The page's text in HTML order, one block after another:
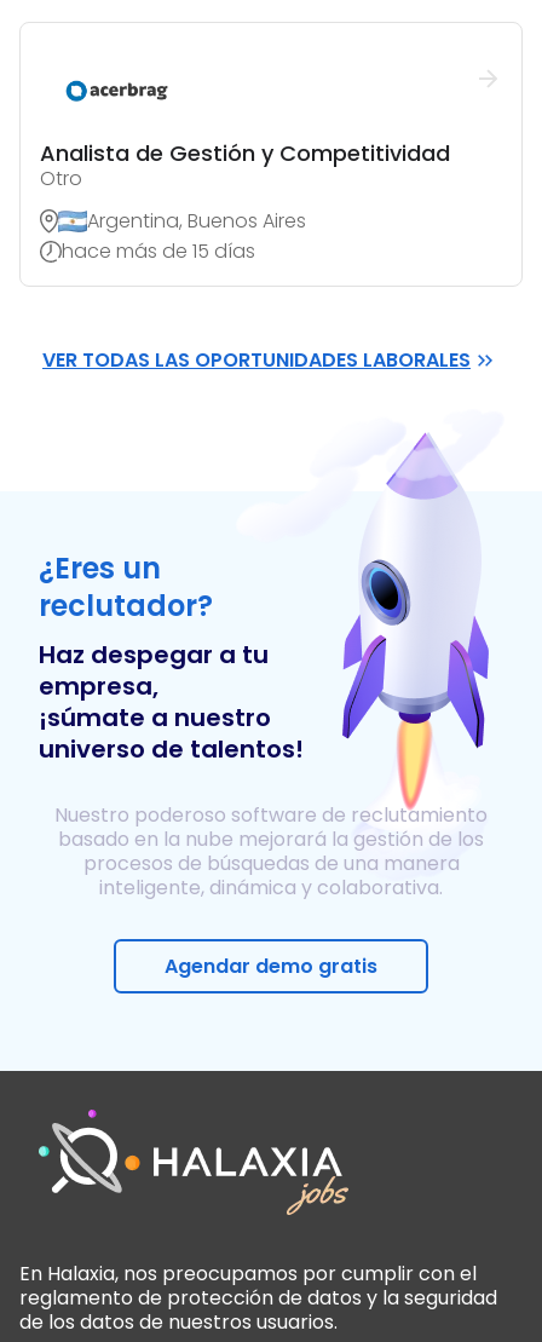
Analista de Gestión y Competitividad
Otro
Argentina, Buenos Aires
hace más de 15 días
VER TODAS LAS OPORTUNIDADES LABORALES
¿Eres un
reclutador?
Haz despegar a tu
empresa,
¡súmate a nuestro
universo de talentos!
Nuestro poderoso software de reclutamiento
basado en la nube mejorará la gestión de los
procesos de búsquedas de una manera
inteligente, dinámica y colaborativa.
Agendar demo gratis
En Halaxia, nos preocupamos por cumplir con el
reglamento de protección de datos y la seguridad
de los datos de nuestros usuarios.